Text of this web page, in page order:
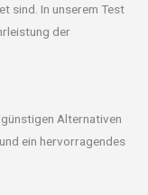
sind. In unserem Test
der
Alternativen
ein hervorragendes